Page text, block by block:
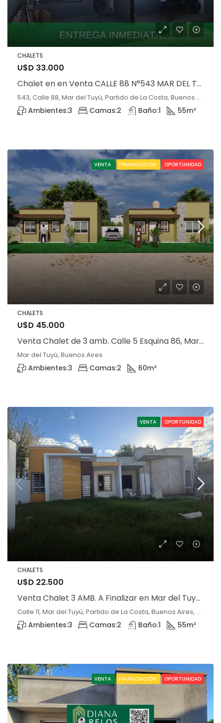
CHALETS
U$D 33.000
Chalet en en Venta CALLE 88 N°543 MAR DEL TUYU, LA COSTA
543, Calle 88, Mar del Tuyú, Partido de La Costa, Buenos Aires, 7108, Argentina, Mar del Tuyú, Buenos Aires
Ambientes:3 Camas:2 Baño:1 55m²
VENTA FINANCIACIÓN OPORTUNIDAD
CHALETS
U$D 45.000
Venta Chalet de 3 amb. Calle 5 Esquina 86, Mar del Tuyú
Mar del Tuyú, Buenos Aires
Ambientes:3 Camas:2 60m²
VENTA OPORTUNIDAD
CHALETS
U$D 22.500
Venta Chalet 3 AMB. A Finalizar en Mar del Tuyú, La Costa
Calle 11, Mar del Tuyú, Partido de La Costa, Buenos Aires, 7108, Argentina, Mar del Tuyú
Ambientes:3 Camas:2 Baño:1 55m²
VENTA FINANCIACIÓN OPORTUNIDAD